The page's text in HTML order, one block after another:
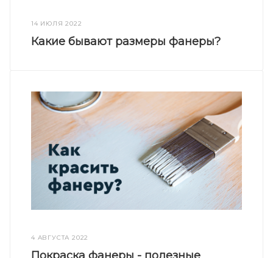
14 ИЮЛЯ 2022
Какие бывают размеры фанеры?
4 АВГУСТА 2022